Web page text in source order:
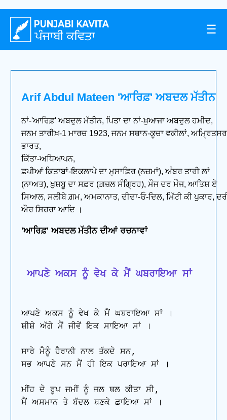
☰
Arif Abdul Mateen 'ਆਰਿਫ਼' ਅਬਦਲ ਮੱਤੀਨ
ਨਾਂ-'ਆਰਿਫ਼' ਅਬਦੁਲ ਮੱਤੀਨ, ਪਿਤਾ ਦਾ ਨਾਂ-ਖ਼ੁਆਜਾ ਅਬਦੁਲ ਹਮੀਦ,
ਜਨਮ ਤਾਰੀਖ਼-1 ਮਾਰਚ 1923, ਜਨਮ ਸਥਾਨ-ਕੂਚਾ ਵਕੀਲਾਂ,
ਭਾਰਤ,
ਕਿੱਤਾ-ਅਧਿਆਪਨ,
ਛਪੀਆਂ ਕਿਤਾਬਾਂ-ਇਕਲਾਪੇ ਦਾ ਮੁਸਾਫ਼ਿਰ (ਨਜ਼ਮਾਂ), ਅੰਬਰ ਤਾਰੀ ਲਾਂ
(ਨਾਅਤ), ਖ਼ੁਸ਼ਬੂ ਦਾ ਸਫ਼ਰ (ਗ਼ਜ਼ਲ ਸੰਗ੍ਰਿਹ), ਮੌਜ ਦਰ ਮੌਜ, ਆਤਿਸ਼ ਏ
ਸਿਆਲ, ਸਲੀਬੇ ਗ਼ਮ, ਅਮਕਾਨਾਤ, ਦੀਦਾ-ਓ-ਦਿਲ, ਮਿੱਟੀ ਕੀ ਪੁਕਾਰ,
ਔਰ ਸਿਹਰਾ ਆਦਿ ।
'ਆਰਿਫ਼' ਅਬਦਲ ਮੱਤੀਨ ਦੀਆਂ ਰਚਨਾਵਾਂ
ਆਪਣੇ ਅਕਸ ਨੂੰ ਵੇਖ ਕੇ ਮੈਂ ਘਬਰਾਇਆ ਸਾਂ
ਆਪਣੇ ਅਕਸ ਨੂੰ ਵੇਖ ਕੇ ਮੈਂ ਘਬਰਾਇਆ ਸਾਂ ।
ਸ਼ੀਸ਼ੇ ਅੱਗੇ ਮੈਂ ਜੀਵੇਂ ਇਕ ਸਾਇਆ ਸਾਂ ।
ਸਾਰੇ ਮੈਨੂੰ ਹੈਰਾਨੀ ਨਾਲ ਤੱਕਦੇ ਸਨ,
ਸਭ ਆਪਣੇ ਸਨ ਮੈਂ ਹੀ ਇਕ ਪਰਾਇਆ ਸਾਂ ।
ਮੀਂਹ ਦੇ ਰੂਪ ਜਮੀਂ ਨੂੰ ਜਲ ਥਲ ਕੀਤਾ ਸੀ,
ਮੈਂ ਅਸਮਾਨ ਤੇ ਬੱਦਲ ਬਣਕੇ ਛਾਇਆ ਸਾਂ ।